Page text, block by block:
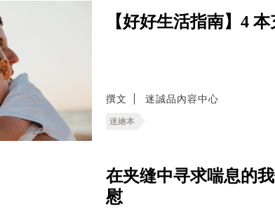
【好好生活指南】4
撰文 迷誠品內容中心
迷繪本
在夹缝中寻求喘息的
慰